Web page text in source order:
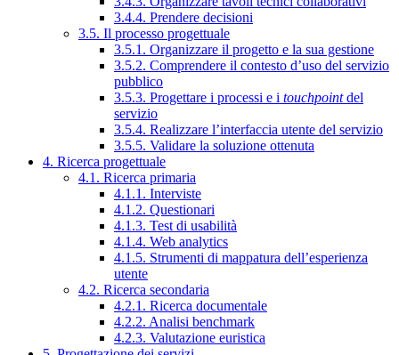
3.4.4. Prendere decisioni
3.5. Il processo progettuale
3.5.1. Organizzare il progetto e la sua gestione
3.5.2. Comprendere il contesto d’uso del servizio
pubblico
3.5.3. Progettare i processi e i touchpointdel
servizio
3.5.4. Realizzare l’interfaccia utente del servizio
3.5.5. Validare la soluzione ottenuta
4. Ricerca progettuale
4.1. Ricerca primaria
4.1.1. Interviste
4.1.2. Questionari
4.1.3. Test di usabilità
4.1.4. Web analytics
4.1.5. Strumenti di mappatura dell’esperienza
utente
4.2. Ricerca secondaria
4.2.1. Ricerca documentale
4.2.2. Analisi benchmark
4.2.3. Valutazione euristica